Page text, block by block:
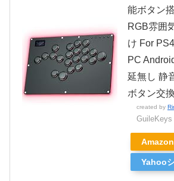
能ボタン
RGB雰囲
け For
PC
延無し 静
ボタン交
created by
GuileKeys
Amazon
Yahoo